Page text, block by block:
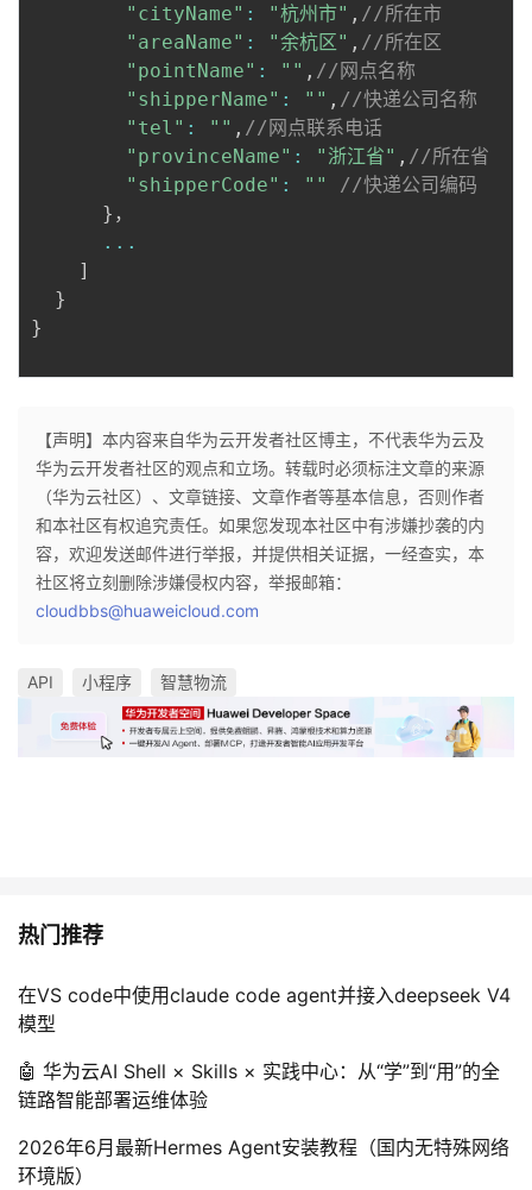
"cityName" : "杭州市" , //所在市
"areaName" : "余杭区" , //所在区
"pointName" : "" , //网点名称
"shipperName" : "" , //快递公司名称
"tel" : "" , //网点联系电话
"provinceName" : "浙江省" , //所在省
"shipperCode" : ""
//快递公司编码
} ，
...
]
}
}
【声明】本内容来自华为云开发者社区博主，不代表华为云及
华为云开发者社区的观点和立场。转载时必须标注文章的来源
（华为云社区）、文章链接、文章作者等基本信息，否则作者
和本社区有权追究责任。如果您发现本社区中有涉嫌抄袭的内
容，欢迎发送邮件进行举报，并提供相关证据，一经查实，本
社区将立刻删除涉嫌侵权内容，举报邮箱：
cloudbbs@huaweicloud.com
API 小程序 智慧物流
热门推荐
在VS code中使用claude code agent并接入deepseek V4
模型
🤖 华为云AI Shell × Skills × 实践中心：从“学”到“用”的全
链路智能部署运维体验
2026年6月最新Hermes Agent安装教程（国内无特殊网络
环境版）